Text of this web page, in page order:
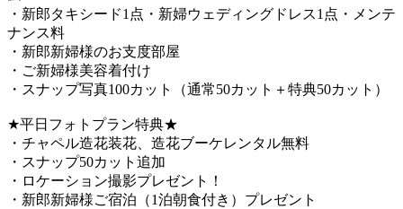
・新郎タキシード1点・新婦ウェディングドレス1点・メンテ
ナンス料
・新郎新婦様のお支度部屋
・ご新婦様美容着付け
・スナップ写真100カット（通常50カット＋特典50カット）
★平日フォトプラン特典★
・チャペル造花装花、造花ブーケレンタル無料
・スナップ50カット追加
・ロケーション撮影プレゼント！
・新郎新婦様ご宿泊（1泊朝食付き）プレゼント